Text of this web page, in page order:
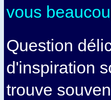
vous
Question
d'inspiration
trouve